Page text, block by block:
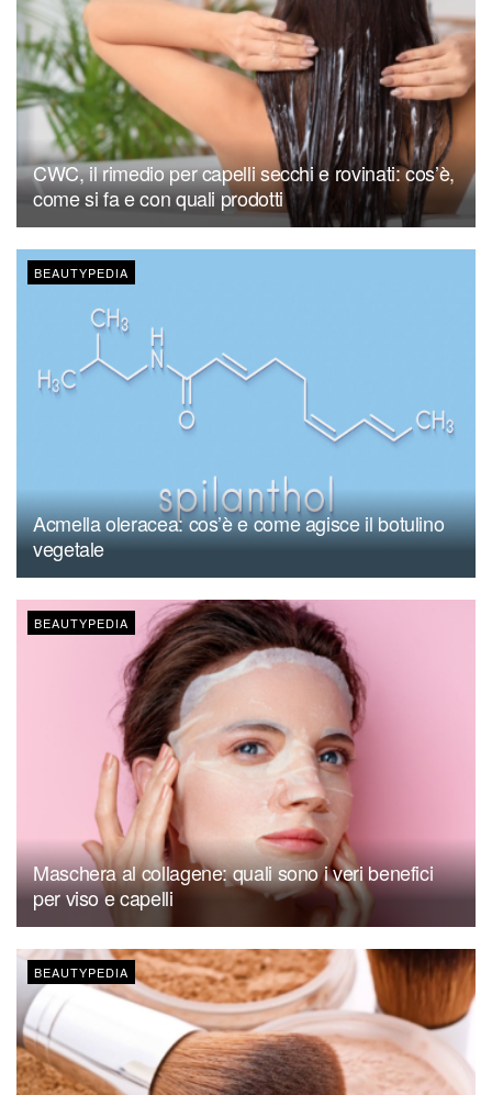
CWC, il rimedio per capelli secchi e rovinati: cos’è,
come si fa e con quali prodotti
BEAUTYPEDIA
Acmella oleracea: cos’è e come agisce il botulino
vegetale
BEAUTYPEDIA
Maschera al collagene: quali sono i veri benefici
per viso e capelli
BEAUTYPEDIA